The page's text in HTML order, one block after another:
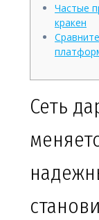
Частые
кракен
Сеть